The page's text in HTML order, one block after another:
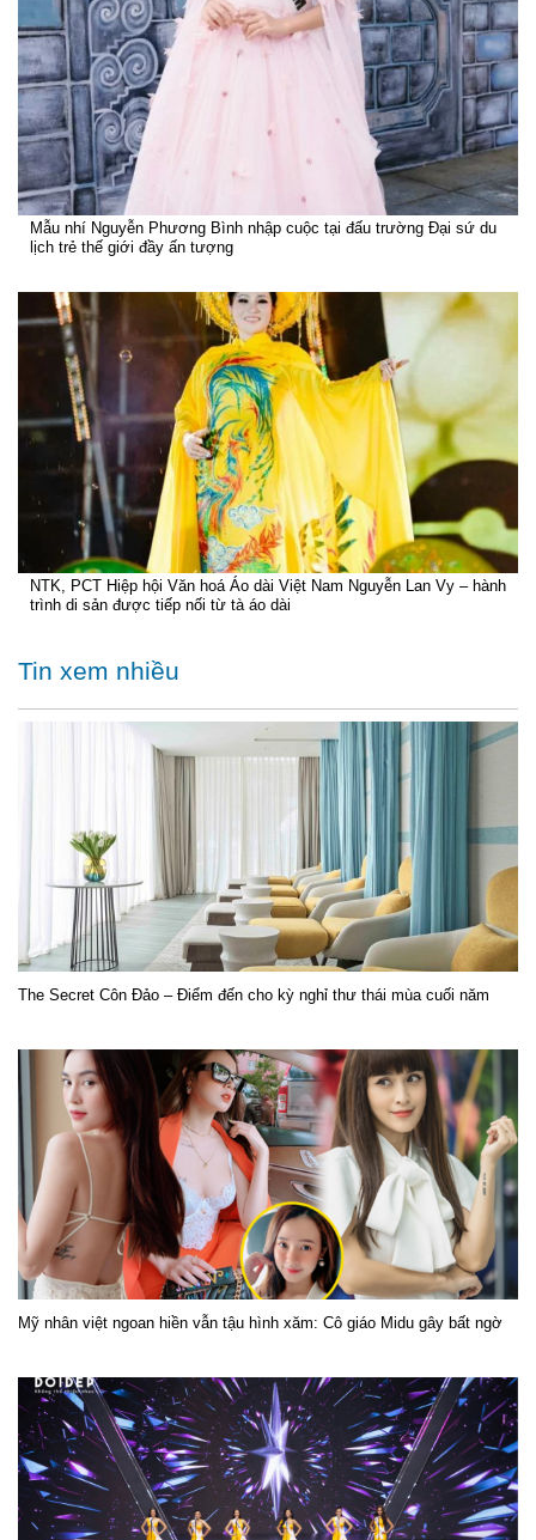
Mẫu nhí Nguyễn Phương Bình nhập cuộc tại đấu trường Đại sứ du
lịch trẻ thế giới đầy ấn tượng
NTK, PCT Hiệp hội Văn hoá Áo dài Việt Nam Nguyễn Lan Vy – hành
trình di sản được tiếp nối từ tà áo dài
Tin xem nhiều
The Secret Côn Đảo – Điểm đến cho kỳ nghỉ thư thái mùa cuối năm
Mỹ nhân việt ngoan hiền vẫn tậu hình xăm: Cô giáo Midu gây bất ngờ